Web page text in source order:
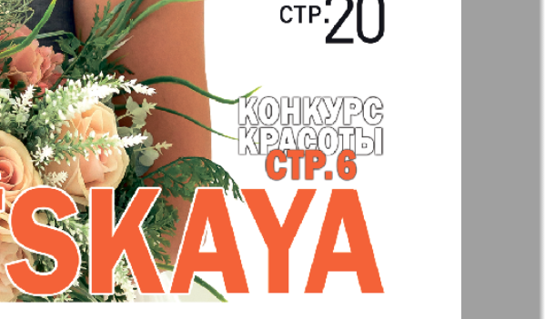
Восточный
курьер
Wadim
Домашний
кулинар
Домашний
ресторан
Жасмин Жизнь женщины
Идеальная фирма Известия BW